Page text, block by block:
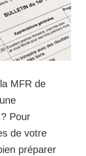
MFR de
Pour
de votre
préparer